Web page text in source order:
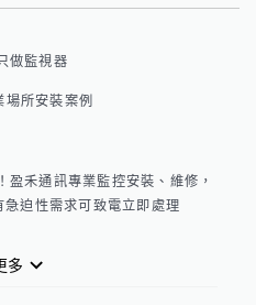
做監視器
場所安裝案例
禾通訊專業監控安裝、維修，
迫性需求可致電立即處理
多